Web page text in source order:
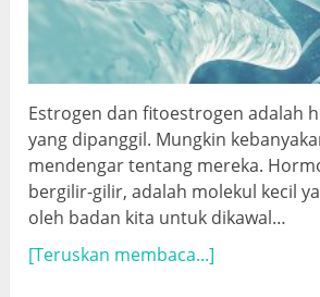
Estrogen dan fitoestrogen adalah
yang dipanggil. Mungkin
mendengar tentang mereka.
bergilir-gilir, adalah molekul kecil
oleh badan kita untuk dikawal…
[Teruskan membaca...]